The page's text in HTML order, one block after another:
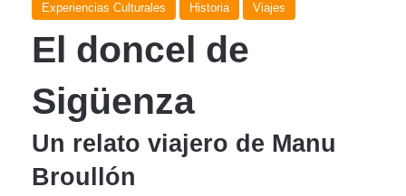
Experiencias Culturales
Historia Viajes
El doncel de
Sigüenza
Un relato viajero de Manu
Broullón